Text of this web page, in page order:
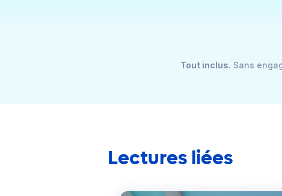
Tout inclus. Sans
Lectures liées